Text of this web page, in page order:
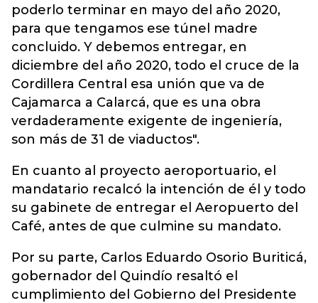
poderlo terminar en mayo del año 2020,
para que tengamos ese túnel madre
concluido. Y debemos entregar, en
diciembre del año 2020, todo el cruce de la
Cordillera Central esa unión que va de
Cajamarca a Calarcá, que es una obra
verdaderamente exigente de ingeniería,
son más de 31 de viaductos".
En cuanto al proyecto aeroportuario, el
mandatario recalcó la intención de él y todo
su gabinete de entregar el Aeropuerto del
Café, antes de que culmine su mandato.
Por su parte, Carlos Eduardo Osorio Buriticá,
gobernador del Quindío resaltó el
cumplimiento del Gobierno del Presidente